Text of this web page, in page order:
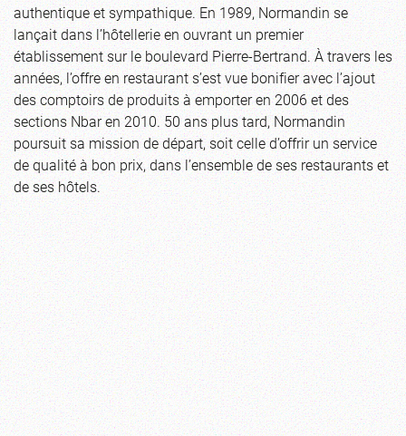
authentique et sympathique. En 1989, Normandin se
lançait dans l’hôtellerie en ouvrant un premier
établissement sur le boulevard Pierre-Bertrand. À travers les
années, l’offre en restaurant s’est vue bonifier avec l’ajout
des comptoirs de produits à emporter en 2006 et des
sections Nbar en 2010. 50 ans plus tard, Normandin
poursuit sa mission de départ, soit celle d’offrir un service
de qualité à bon prix, dans l’ensemble de ses restaurants et
de ses hôtels.